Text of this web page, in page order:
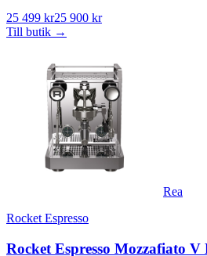
25 499 kr25 900 kr
Till butik →
Rea
Rocket Espresso
Rocket Espresso Mozzafiato V